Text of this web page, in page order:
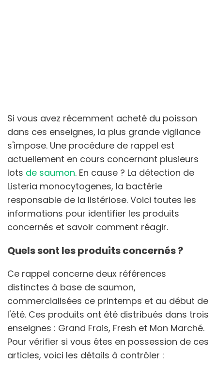
Si vous avez récemment acheté du poisson
dans ces enseignes, la plus grande vigilance
s'impose. Une procédure de rappel est
actuellement en cours concernant plusieurs
lots de saumon. En cause ? La détection de
Listeria monocytogenes, la bactérie
responsable de la listériose. Voici toutes les
informations pour identifier les produits
concernés et savoir comment réagir.
Quels sont les produits concernés ?
Ce rappel concerne deux références
distinctes à base de saumon,
commercialisées ce printemps et au début de
l'été. Ces produits ont été distribués dans trois
enseignes : Grand Frais, Fresh et Mon Marché.
Pour vérifier si vous êtes en possession de ces
articles, voici les détails à contrôler :